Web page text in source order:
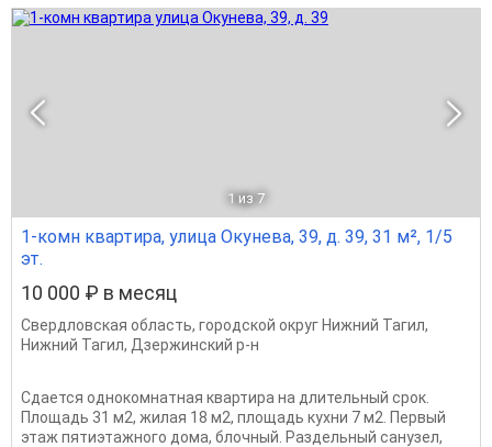
1 из 7
1-комн квартира, улица Окунева, 39, д. 39, 31 м², 1/5
эт.
10 000 ₽ в месяц
Свердловская область, городской округ Нижний Тагил,
Нижний Тагил, Дзержинский р-н
Сдается однокомнатная квартира на длительный срок.
Площадь 31 м2, жилая 18 м2, площадь кухни 7 м2. Первый
этаж пятиэтажного дома, блочный. Раздельный санузел,